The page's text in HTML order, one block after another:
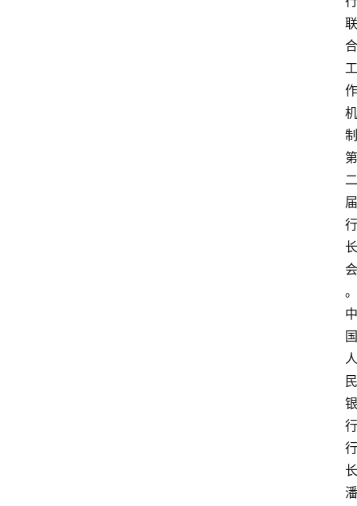
联
合
工
作
机
制
第
二
届
行
长
会
。
中
国
人
民
银
行
行
长
潘